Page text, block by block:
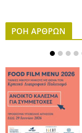
ΡΟΗ ΑΡΘΡΩΝ